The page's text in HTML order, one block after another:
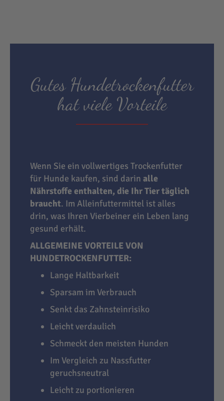
Gutes Hundetrockenfutter
hat viele Vorteile
Wenn Sie ein vollwertiges Trockenfutter
für Hunde kaufen, sind darin alle
Nährstoffe enthalten, die Ihr Tier täglich
braucht. Im Alleinfuttermittel ist alles
drin, was Ihren Vierbeiner ein Leben lang
gesund erhält.
ALLGEMEINE VORTEILE VON
HUNDETROCKENFUTTER:
Lange Haltbarkeit
Sparsam im Verbrauch
Senkt das Zahnsteinrisiko
Leicht verdaulich
Schmeckt den meisten Hunden
Im Vergleich zu Nassfutter
geruchsneutral
Leicht zu portionieren